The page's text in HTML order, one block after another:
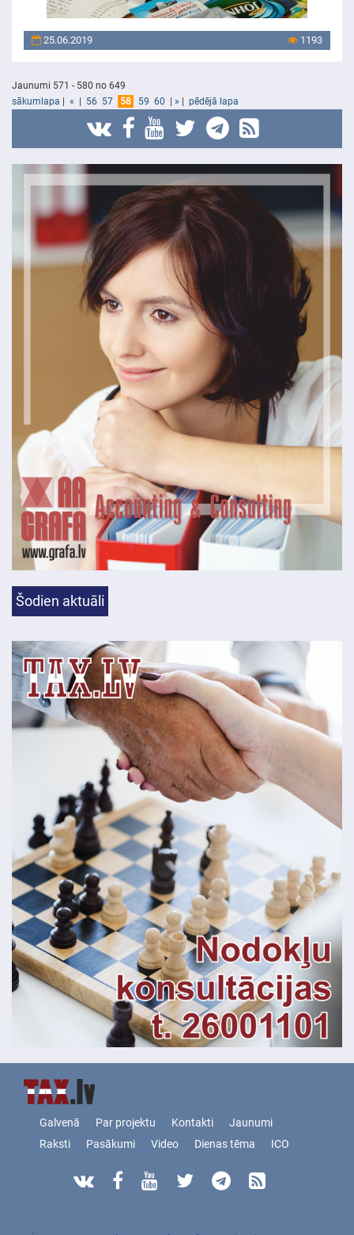
25.06.2019 1193
Jaunumi 571 - 580 no 649
sākumlapa
« 56 57 58 59 60 » pēdējā lapa
Šodien aktuāli
Galvenā Par projektu Kontakti
Jaunumi
Raksti
Pasākumi Video Dienas tēma ICO